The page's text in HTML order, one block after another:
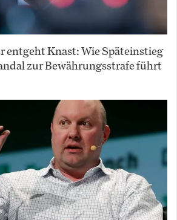
entgeht Knast: Wie Späteinstieg
zur Bewährungsstrafe führt